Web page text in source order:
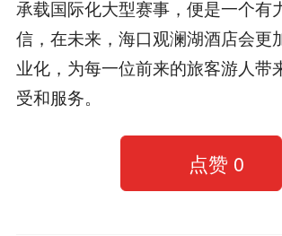
承载国际化大型赛事，便是一个有
信，在未来，海口观澜湖酒店会更
业化，为每一位前来的旅客游人带
受和服务。
点赞 0